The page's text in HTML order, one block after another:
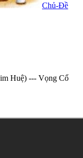
Chủ-Đề
Huệ) --- Vọng Cổ